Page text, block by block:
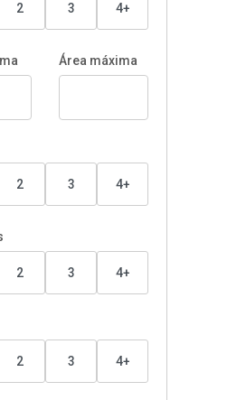
2 3 4+
Área máxima
2 3 4+
2 3 4+
2 3 4+